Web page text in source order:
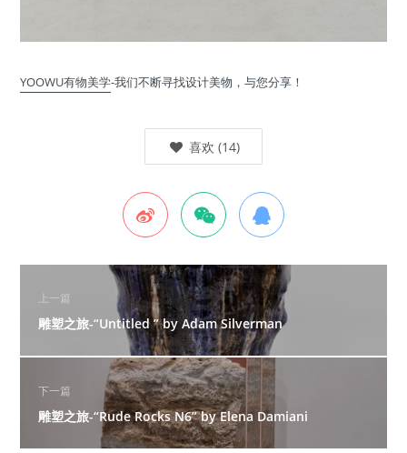
YOOWU有物美学-我们不断寻找设计美物，与您分享！
喜欢 (14)
上一篇
雕塑之旅-“Untitled ” by Adam Silverman
下一篇
雕塑之旅-“Rude Rocks N6” by Elena Damiani